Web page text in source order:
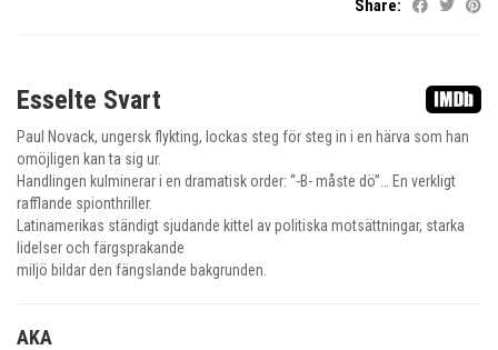
Share:
Esselte Svart
Paul Novack, ungersk flykting, lockas steg för steg in i en härva som han
omöjligen kan ta sig ur.
Handlingen kulminerar i en dramatisk order: “-B- måste dö”… En verkligt
rafflande spionthriller.
Latinamerikas ständigt sjudande kittel av politiska motsättningar, starka
lidelser och färgsprakande
miljö bildar den fängslande bakgrunden.
AKA